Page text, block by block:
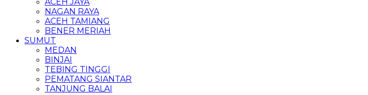
NAGAN RAYA
ACEH TAMIANG
BENER MERIAH
SUMUT
MEDAN
BINJAI
TEBING TINGGI
PEMATANG SIANTAR
TANJUNG BALAI